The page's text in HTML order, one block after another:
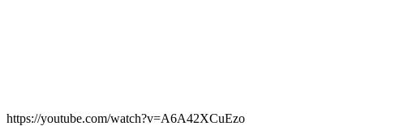
https://youtube.com/watch?v=A6A42XCuEzo